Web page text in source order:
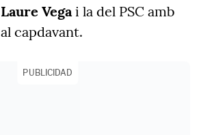
Laure Vegai la del PSC amb
al capdavant.
PUBLICIDAD